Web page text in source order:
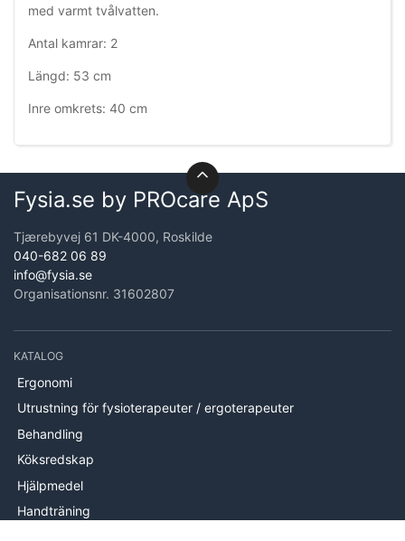
med varmt tvålvatten.
Antal kamrar: 2
Längd: 53 cm
Inre omkrets: 40 cm
Fysia.se by PROcare ApS
Tjærebyvej 61 DK-4000, Roskilde
040-682 06 89
info@fysia.se
Organisationsnr. 31602807
KATALOG
Ergonomi
Utrustning för fysioterapeuter / ergoterapeuter
Behandling
Köksredskap
Hjälpmedel
Handträning